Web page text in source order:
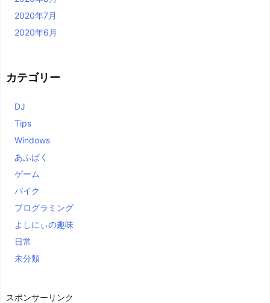
2020年7月
2020年6月
カテゴリー
DJ
Tips
Windows
あふぱく
ゲーム
バイク
プログラミング
よしにぃの趣味
日常
未分類
スポンサーリンク